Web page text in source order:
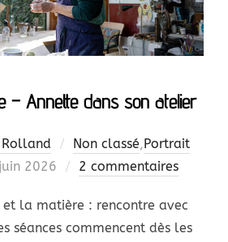
– Annette dans son atelier
Rolland Non classé,Portrait
2026 2 commentaires
et la matière : rencontre avec
séances commencent dès les